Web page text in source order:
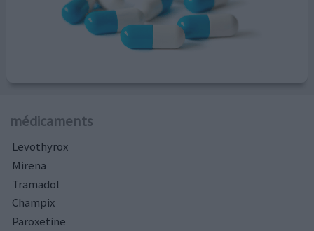
médicaments
Levothyrox
Mirena
Tramadol
Champix
Paroxetine